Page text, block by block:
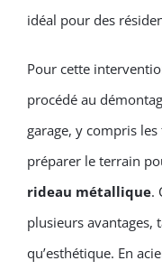
idéal pour des
Pour cette
procédé au
garage, y compris
préparer le terrain
rideau métallique.
plusieurs avantages,
qu’esthétique. En